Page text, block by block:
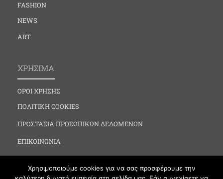
FASHION
NEWS
ART
ΧΡΗΣΙΜΑ
ΟΡΟΙ ΧΡΗΣΗΣ
ΠΟΛΙΤΙΚΗ COOKIES
ΠΡΟΣΤΑΣΙΑ ΠΡΟΣΩΠΙΚΩΝ ΔΕΔΟΜΕΝΩΝ
ΕΠΙΚΟΙΝΩΝΙΑ
Χρησιμοποιούμε cookies για να σας προσφέρουμε την